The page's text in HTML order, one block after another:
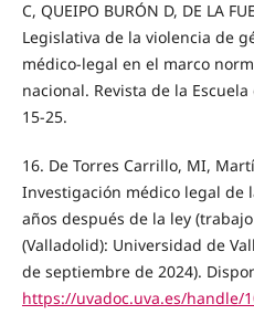
C, QUEIPO BURÓN D, DE LA
Legislativa de la violencia de
médico-legal en el marco
nacional. Revista de la
15-25.
16. De Torres Carrillo, MI,
Investigación médico legal de
años después de la ley
(Valladolid): Universidad de
de septiembre de 2024).
https://uvadoc.uva.es/handle/